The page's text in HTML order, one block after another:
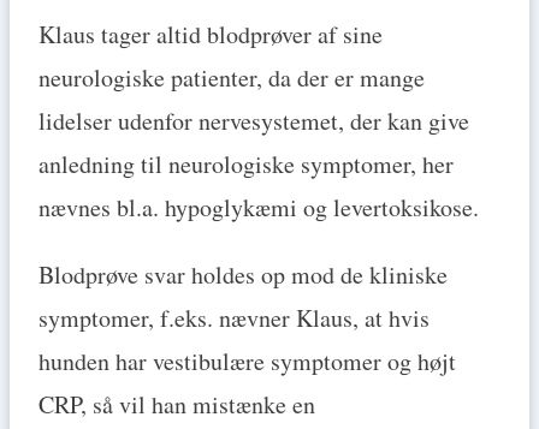
Klaus tager altid blodprøver af sine
neurologiske patienter, da der er mange
lidelser udenfor nervesystemet, der kan give
anledning til neurologiske symptomer, her
nævnes bl.a. hypoglykæmi og levertoksikose.
Blodprøve svar holdes op mod de kliniske
symptomer, f.eks. nævner Klaus, at hvis
hunden har vestibulære symptomer og højt
CRP, så vil han mistænke en